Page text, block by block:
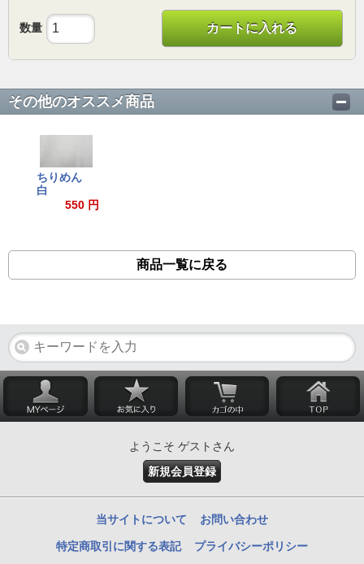
数量 カートに入れる
その他のオススメ商品
ちりめん
白
550 円
商品一覧に戻る
ようこそ ゲストさん
新規会員登録
当サイトについて お問い合わせ
特定商取引に関する表記 プライバシーポリシー